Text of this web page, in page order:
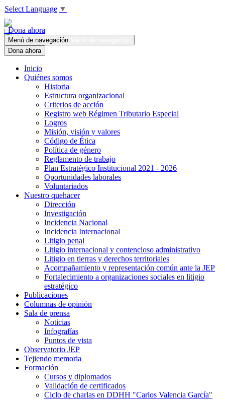
Select Language ▼
Dona ahora
Menú de navegación
Dona ahora
Inicio
Quiénes somos
Historia
Estructura organizacional
Criterios de acción
Registro web Régimen Tributario Especial
Logros
Misión, visión y valores
Código de Ética
Política de género
Reglamento de trabajo
Plan Estratégico Institucional 2021 - 2026
Oportunidades laborales
Voluntariados
Nuestro quehacer
Dirección
Investigación
Incidencia Nacional
Incidencia Internacional
Litigio penal
Litigio internacional y contencioso administrativo
Litigio en tierras y derechos territoriales
Acompañamiento y representación común ante la JEP
Fortalecimiento a organizaciones sociales en litigio
estratégico
Publicaciones
Columnas de opinión
Sala de prensa
Noticias
Infografías
Puntos de vista
Observatorio JEP
Tejiendo memoria
Formación
Cursos y diplomados
Validación de certificados
Ciclo de charlas en DDHH "Carlos Valencia García"